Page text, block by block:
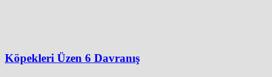
Köpekleri Üzen 6 Davranış